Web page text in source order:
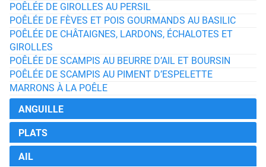
POÊLÉE DE GIROLLES AU PERSIL
POÊLÉE DE FÈVES ET POIS GOURMANDS AU BASILIC
POÊLÉE DE CHÂTAIGNES, LARDONS, ÉCHALOTES ET
GIROLLES
POÊLÉE DE SCAMPIS AU BEURRE D’AIL ET BOURSIN
POÊLÉE DE SCAMPIS AU PIMENT D’ESPELETTE
MARRONS À LA POÊLE
ANGUILLE
PLATS
AIL